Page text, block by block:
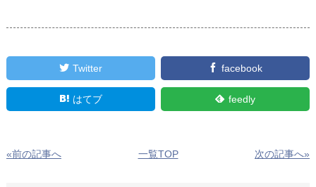
Twitter facebook
はてブ feedly
«前の記事へ 一覧TOP 次の記事へ»